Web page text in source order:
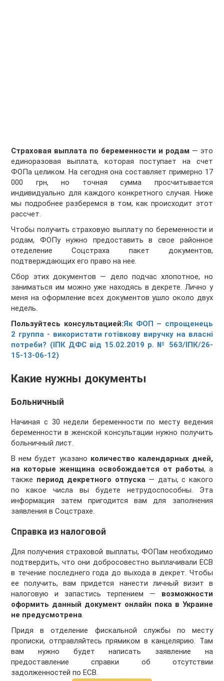
Страховая выплата по беременности и родам — это
единоразовая выплата, которая поступает на счет
ФОПа целиком. На сегодня она составляет примерно 17
000 грн, но точная сумма просчитывается
индивидуально для каждого конкретного случая. Ниже
мы подробнее разберемся в том, как происходит этот
рассчет.
Чтобы получить страховую выплату по беременности и
родам, ФОПу нужно предоставить в свое районное
отеделение Соцстраха пакет документов,
подтверждающих его право на нее.
Сбор этих документов — дело подчас хлопотное, но
заниматься им можно уже находясь в декрете. Лично у
меня на оформление всех документов ушло около двух
недель.
Пользуйтесь консультацией:Як ФОП – спрощенець
2 группа - використати готівкову виручку на власні
потреби? (ІПК ДФС від 15.02.2019 р. № 563/ІПК/26-
15-13-06-12)
Какие нужны документы
Больничный
Начиная с 30 недели беременности по месту ведения
беременности в женской консультации нужно получить
больничный лист.
В нем будет указано количество календарных дней,
на которые женщина освобождается от работы, а
также период декретного отпуска— даты, с какого
по какое числа вы будете нетрудоспособны. Эта
информация затем пригодится вам для заполнения
заявления в Соцстрахе.
Справка из налоговой
Для получения страховой выплаты, ФОПам необходимо
подтвердить, что они добросовестно выплачивали ЕСВ
в течение последнего года до выхода в декрет. Чтобы
ее получить, вам придется нанести личный визит в
налоговую и запастись терпением — возможности
оформить данный документ онлайн пока в Украине
не предусмотрена.
Придя в отделение фискальной службы по месту
прописки, отправляйтесь прямиком в канцелярию. Там
вам нужно будет написать заявление на
предоставление справки об отсутствии
задолженностей по ЕСВ.